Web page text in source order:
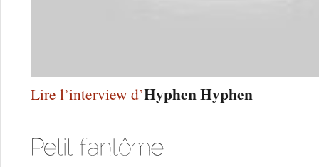
Lire l’interview d’Hyphen Hyphen